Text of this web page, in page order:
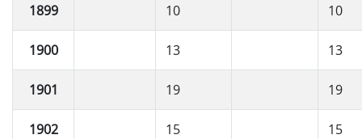
1899 10 10
1900 13 13
1901 19 19
1902 15 15